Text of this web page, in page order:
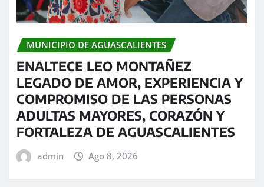
MUNICIPIO DE AGUASCALIENTES
ENALTECE LEO MONTAÑEZ
LEGADO DE AMOR, EXPERIENCIA Y
COMPROMISO DE LAS PERSONAS
ADULTAS MAYORES, CORAZÓN Y
FORTALEZA DE AGUASCALIENTES
admin Ago 8, 2026